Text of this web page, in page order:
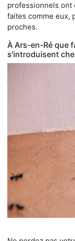
professionnels ont
faites comme eux,
proches.
À Ars-en-Ré que
s'introduisent